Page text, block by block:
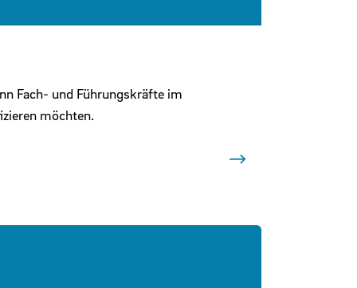
Fach- und Führungskräfte im
möchten.